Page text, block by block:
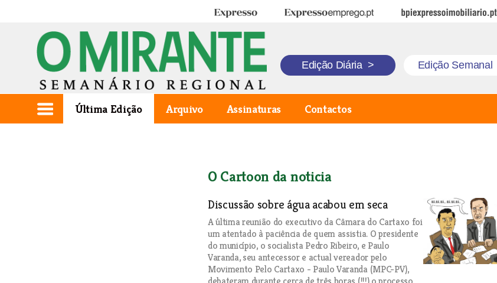
Expresso Expresso Emprego BPI Expresso Imobiliário
Edição Diária > Edição Semanal
Última Edição Arquivo Assinaturas Contactos
O Cartoon da noticia
Discussão sobre água acabou em seca
A última reunião do executivo da Câmara do Cartaxo foi
um atentado à paciência de quem assistia. O presidente
do município, o socialista Pedro Ribeiro, e Paulo
Varanda, seu antecessor e actual vereador pelo
Movimento Pelo Cartaxo - Paulo Varanda (MPC-PV),